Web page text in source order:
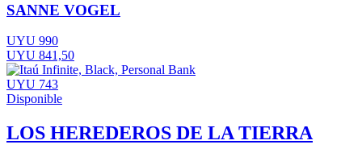
SANNE VOGEL
UYU 990
UYU 841,50
UYU 743
Disponible
LOS HEREDEROS DE LA TIERRA